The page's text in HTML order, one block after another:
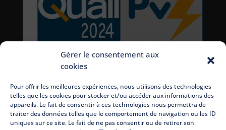
Gérer le consentement aux
cookies
Pour offrir les meilleures expériences, nous utilisons des technologies
telles que les cookies pour stocker et/ou accéder aux informations des
appareils. Le fait de consentir à ces technologies nous permettra de
traiter des données telles que le comportement de navigation ou les ID
uniques sur ce site. Le fait de ne pas consentir ou de retirer son